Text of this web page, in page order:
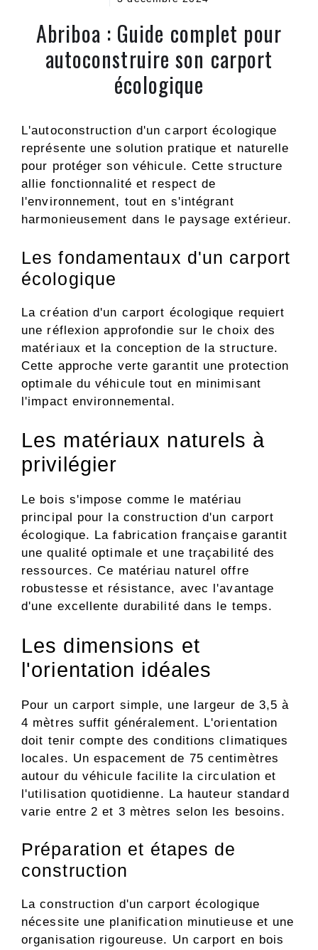
Abriboa : Guide complet pour
autoconstruire son carport
écologique
L'autoconstruction d'un carport écologique
représente une solution pratique et naturelle
pour protéger son véhicule. Cette structure
allie fonctionnalité et respect de
l'environnement, tout en s'intégrant
harmonieusement dans le paysage extérieur.
Les fondamentaux d'un carport
écologique
La création d'un carport écologique requiert
une réflexion approfondie sur le choix des
matériaux et la conception de la structure.
Cette approche verte garantit une protection
optimale du véhicule tout en minimisant
l'impact environnemental.
Les matériaux naturels à
privilégier
Le bois s'impose comme le matériau
principal pour la construction d'un carport
écologique. La fabrication française garantit
une qualité optimale et une traçabilité des
ressources. Ce matériau naturel offre
robustesse et résistance, avec l'avantage
d'une excellente durabilité dans le temps.
Les dimensions et
l'orientation idéales
Pour un carport simple, une largeur de 3,5 à
4 mètres suffit généralement. L'orientation
doit tenir compte des conditions climatiques
locales. Un espacement de 75 centimètres
autour du véhicule facilite la circulation et
l'utilisation quotidienne. La hauteur standard
varie entre 2 et 3 mètres selon les besoins.
Préparation et étapes de
construction
La construction d'un carport écologique
nécessite une planification minutieuse et une
organisation rigoureuse. Un carport en bois